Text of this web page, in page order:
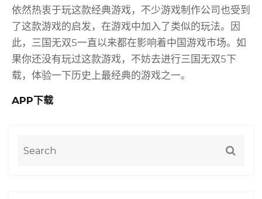
依然热衷于玩这款经典游戏，不少游戏制作公司也受到
了这款游戏的启发，在游戏中加入了类似的玩法。因
此，三国无双5一直以来都在影响着中国游戏市场。如
果你还没有玩过这款游戏，不妨去进行三国无双5下
载，体验一下历史上最经典的游戏之一。
APP下载